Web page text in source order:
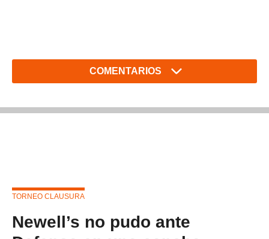
COMENTARIOS